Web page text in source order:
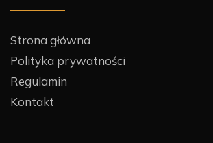
Strona główna
Polityka prywatności
Regulamin
Kontakt